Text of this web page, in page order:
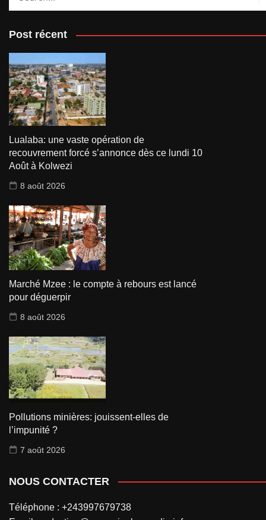
Post récent
Lualaba: une vaste opération de
recouvrement forcé s’annonce dès ce lundi 10
Août à Kolwezi
8 août 2026
Marché Mzee : le compte à rebours est lancé
pour déguerpir
8 août 2026
Pollutions minières: jouissent-elles de
l’impunité ?
7 août 2026
NOUS CONTACTER
Téléphone : +243997679738